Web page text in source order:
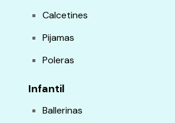
Calcetines
Pijamas
Poleras
Infantil
Ballerinas